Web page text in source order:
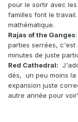
pour le sortir avec
familles font le
mathématique.
Rajas of the Ganges
parties serrées, c'est
minutes de juste
Red Cathedral:
dés, un peu moins la
expansion juste
autre année pour